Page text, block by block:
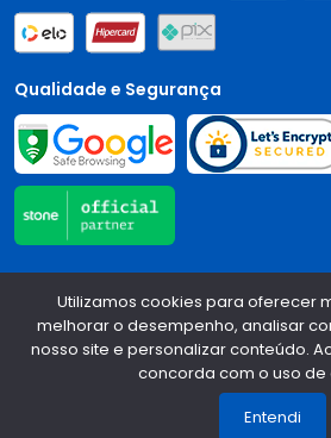
Qualidade e Segurança
Central Auto Peças - CNPJ:
direitos reservados.2026
Desenvolvido
Utilizamos cookies para oferecer
melhorar o desempenho, analisar
nosso site e personalizar conteúdo.
concorda com o uso de
Entendi